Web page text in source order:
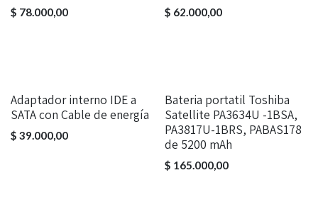
$ 78.000,00 $ 62.000,00
Adaptador interno IDE a
SATA con Cable de energía
$ 39.000,00
Bateria portatil Toshiba
Satellite PA3634U -1BSA,
PA3817U-1BRS, PABAS178
de 5200 mAh
$ 165.000,00